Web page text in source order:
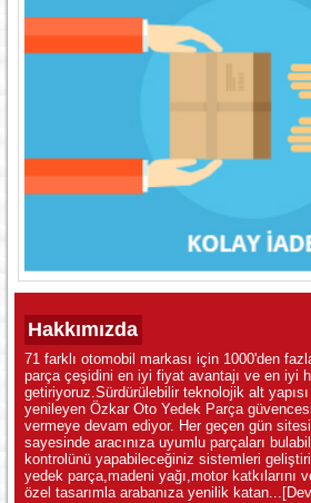
Hakkımızda
71 farklı otomobil markası için 1000'den
parça çeşidini en iyi fiyat avantajı ve en iyi
getiriyoruz.Sürdürülebilir teknolojik alt
yenileyen Özkar Oto Yedek Parça
vermeye devam ediyor. Her geçen gün
sayesinde aracınıza uyumlu parçaları
kontrolünü yapabileceğiniz sistemleri
yedek parça,madeni yağı,motor katkılarını
özel tasarımla arabanıza yenilik katan...